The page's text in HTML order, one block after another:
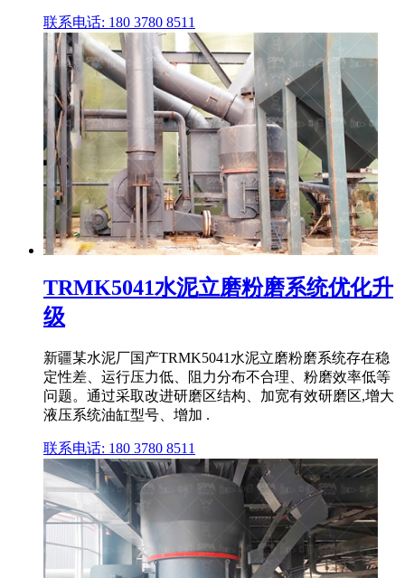
联系电话: 180 3780 8511
TRMK5041水泥立磨粉磨系统优化升
级
新疆某水泥厂国产TRMK5041水泥立磨粉磨系统存在稳
定性差、运行压力低、阻力分布不合理、粉磨效率低等
问题。通过采取改进研磨区结构、加宽有效研磨区,增大
液压系统油缸型号、增加 .
联系电话: 180 3780 8511